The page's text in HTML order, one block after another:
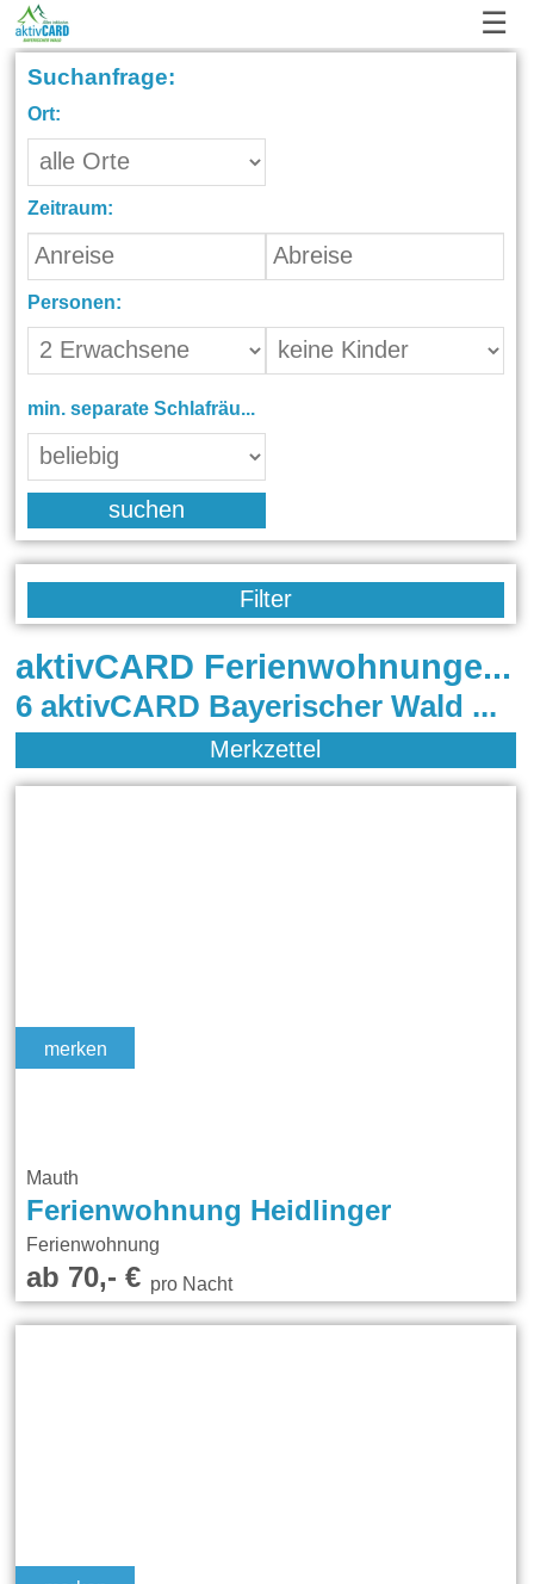
☰
Suchanfrage:
Ort:
Zeitraum:
Personen:
min. separate Schlafräume:
suchen
Filter
aktivCARD Ferienwohnungen in Mauth - Finsterau
6 aktivCARD Bayerischer Wald Ferienwohnungen in Mauth
Merkzettel
merken
Mauth
Ferienwohnung Heidlinger
Ferienwohnung
ab 70,- €pro Nacht